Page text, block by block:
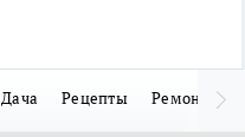
Дача Рецепты Ремонт